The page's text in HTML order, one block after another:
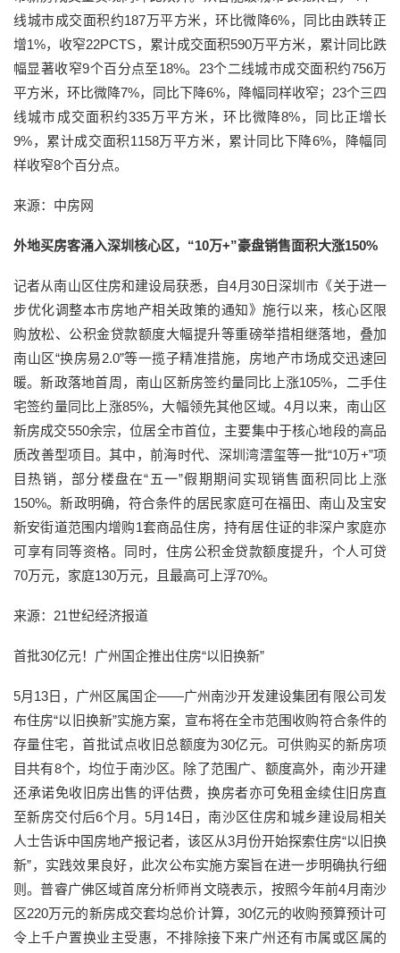
线城市成交面积约187万平方米，环比微降6%，同比由跌转正
增1%，收窄22PCTS，累计成交面积590万平方米，累计同比跌
幅显著收窄9个百分点至18%。23个二线城市成交面积约756万
平方米，环比微降7%，同比下降6%，降幅同样收窄；23个三四
线城市成交面积约335万平方米，环比微降8%，同比正增长
9%，累计成交面积1158万平方米，累计同比下降6%，降幅同
样收窄8个百分点。
来源：中房网
外地买房客涌入深圳核心区，“10万+”豪盘销售面积大涨150%
记者从南山区住房和建设局获悉，自4月30日深圳市《关于进一
步优化调整本市房地产相关政策的通知》施行以来，核心区限
购放松、公积金贷款额度大幅提升等重磅举措相继落地，叠加
南山区“换房易2.0”等一揽子精准措施，房地产市场成交迅速回
暖。新政落地首周，南山区新房签约量同比上涨105%，二手住
宅签约量同比上涨85%，大幅领先其他区域。4月以来，南山区
新房成交550余宗，位居全市首位，主要集中于核心地段的高品
质改善型项目。其中，前海时代、深圳湾澐玺等一批“10万+”项
目热销，部分楼盘在“五一”假期期间实现销售面积同比上涨
150%。新政明确，符合条件的居民家庭可在福田、南山及宝安
新安街道范围内增购1套商品住房，持有居住证的非深户家庭亦
可享有同等资格。同时，住房公积金贷款额度提升，个人可贷
70万元，家庭130万元，且最高可上浮70%。
来源：21世纪经济报道
首批30亿元！广州国企推出住房“以旧换新”
5月13日，广州区属国企——广州南沙开发建设集团有限公司发
布住房“以旧换新”实施方案，宣布将在全市范围收购符合条件的
存量住宅，首批试点收旧总额度为30亿元。可供购买的新房项
目共有8个，均位于南沙区。除了范围广、额度高外，南沙开建
还承诺免收旧房出售的评估费，换房者亦可免租金续住旧房直
至新房交付后6个月。5月14日，南沙区住房和城乡建设局相关
人士告诉中国房地产报记者，该区从3月份开始探索住房“以旧换
新”，实践效果良好，此次公布实施方案旨在进一步明确执行细
则。普睿广佛区域首席分析师肖文晓表示，按照今年前4月南沙
区220万元的新房成交套均总价计算，30亿元的收购预算预计可
令上千户置换业主受惠，不排除接下来广州还有市属或区属的